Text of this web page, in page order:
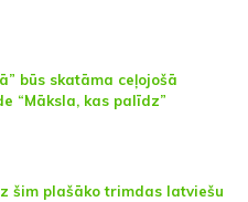
būs skatāma ceļojošā
“Māksla, kas palīdz”
šim plašāko trimdas latviešu